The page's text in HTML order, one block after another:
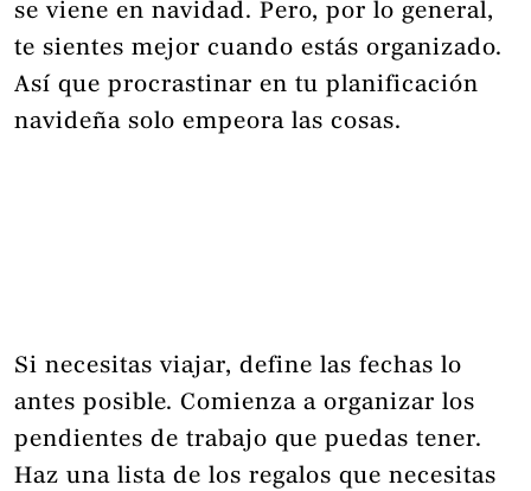
se viene en navidad. Pero, por lo general,
te sientes mejor cuando estás organizado.
Así que procrastinar en tu planificación
navideña solo empeora las cosas.
Si necesitas viajar, define las fechas lo
antes posible. Comienza a organizar los
pendientes de trabajo que puedas tener.
Haz una lista de los regalos que necesitas